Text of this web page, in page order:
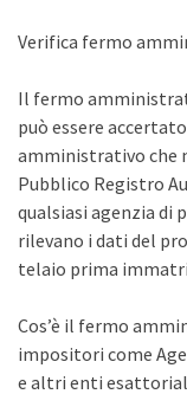
Verifica fermo
Il fermo
può essere
amministrativo che
Pubblico Registro
qualsiasi agenzia di
rilevano i dati del
telaio prima
Cos’è il fermo
impositori come
e altri enti